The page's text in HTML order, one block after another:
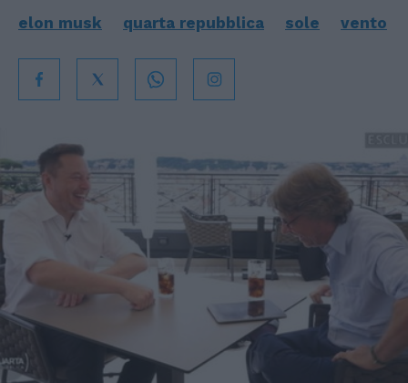
elon musk quarta repubblica sole vento